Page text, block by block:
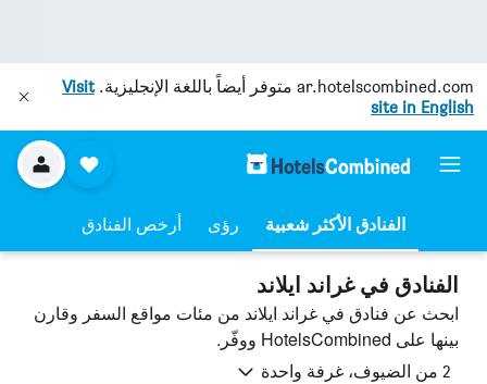
ar.hotelscombined.com متوفر أيضاً باللغة الإنجليزية.Visit
site in English
رؤى أرخص الفنادق
الفنادق في غراند ايلاند
ابحث عن فنادق في غراند ايلاند من مئات مواقع السفر وقارن
بينها على HotelsCombined ووفّر.
2 من الضيوف، غرفة واحدة